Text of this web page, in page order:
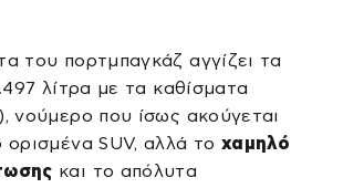
του πορτμπαγκάζ αγγίζει τα
λίτρα με τα καθίσματα
νούμερο που ίσως ακούγεται
ορισμένα SUV, αλλά το χαμηλό
και το απόλυτα